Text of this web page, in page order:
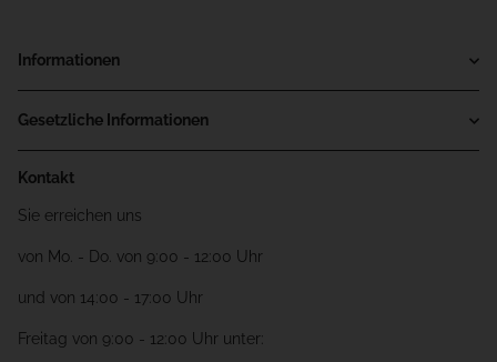
Informationen
Gesetzliche Informationen
Kontakt
Sie erreichen uns
von Mo. - Do. von 9:00 - 12:00 Uhr
und von 14:00 - 17:00 Uhr
Freitag von 9:00 - 12:00 Uhr unter: